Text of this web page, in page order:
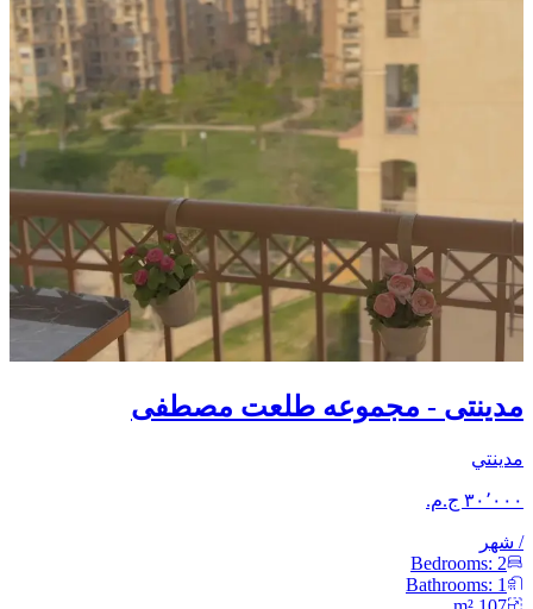
مدينتى - مجموعه طلعت مصطفى
مدينتي
/ شهر
Bedrooms: 2
Bathrooms: 1